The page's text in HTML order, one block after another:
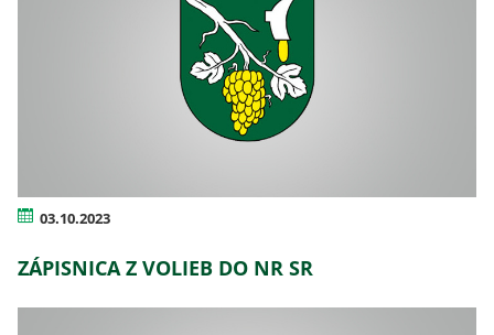
03.10.2023
ZÁPISNICA Z VOLIEB DO NR SR